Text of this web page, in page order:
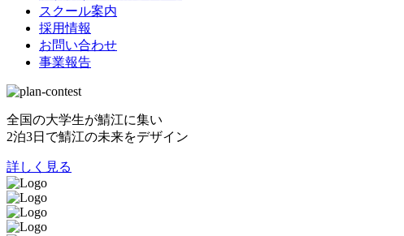
スクール案内
採用情報
お問い合わせ
事業報告
全国の大学生が鯖江に集い
2泊3日で鯖江の未来をデザイン
詳しく見る